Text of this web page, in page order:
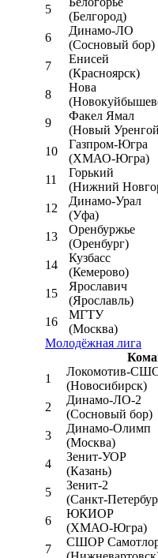
5
(Белгород)
6
Динамо-ЛО
(Сосновый бор)
7
Енисей
(Красноярск)
8
Нова
9
Факел Ямал
(Новый
10
Газпром-Югра
(ХМАО-Югра)
11
Горький
(Нижний
12
Динамо-Урал
(Уфа)
13
Оренбуржье
(Оренбург)
14
Кузбасс
(Кемерово)
15
Ярославич
(Ярославль)
16
МГТУ
(Москва)
Молодёжная лига
1
Локомотив-
(Новосибирск)
2
Динамо-ЛО-2
(Сосновый бор)
3
Динамо-Олимп
(Москва)
4
Зенит-УОР
(Казань)
5
Зенит-2
(Санкт-
6
ЮКИОР
(ХМАО-Югра)
7
СШОР